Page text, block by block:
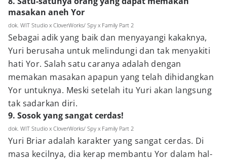
masakan aneh Yor
dok. WIT Studio x CloverWorks/ Spy x Family Part 2
Sebagai adik yang baik dan menyayangi kakaknya,
Yuri berusaha untuk melindungi dan tak menyakiti
hati Yor. Salah satu caranya adalah dengan
memakan masakan apapun yang telah dihidangkan
Yor untuknya. Meski setelah itu Yuri akan langsung
tak sadarkan diri.
9. Sosok yang sangat cerdas!
dok. WIT Studio x CloverWorks/ Spy x Family Part 2
Yuri Briar adalah karakter yang sangat cerdas. Di
masa kecilnya, dia kerap membantu Yor dalam hal-